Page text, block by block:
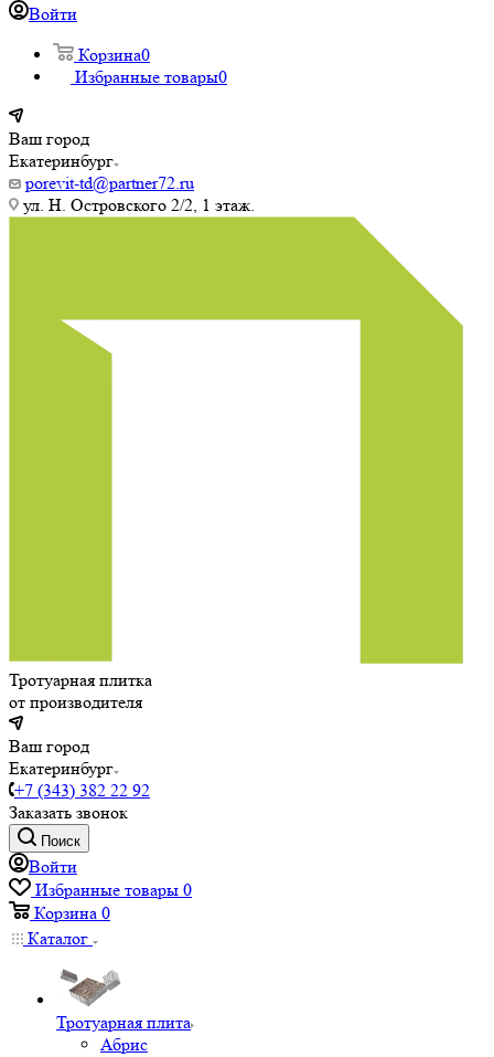
Войти
Корзина0
Избранные товары0
Ваш город
Екатеринбург
porevit-td@partner72.ru
ул. Н. Островского 2/2, 1 этаж.
Тротуарная плитка
от производителя
Ваш город
Екатеринбург
+7 (343) 382 22 92
Заказать звонок
Поиск
Войти
Избранные товары 0
Корзина 0
Каталог
Тротуарная плита
Абрис